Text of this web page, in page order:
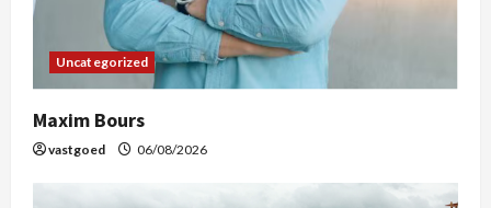
Uncategorized
Maxim Bours
vastgoed 06/08/2026